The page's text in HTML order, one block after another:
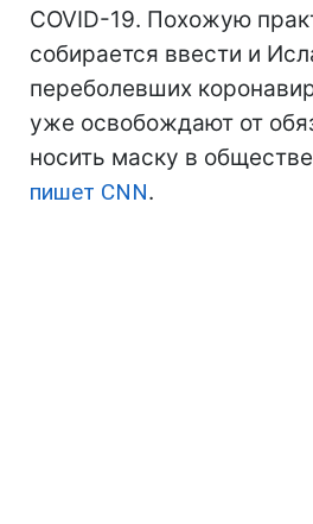
COVID-19. Похожую
собирается ввести и
переболевших
уже освобождают от
носить маску в
пишет CNN.